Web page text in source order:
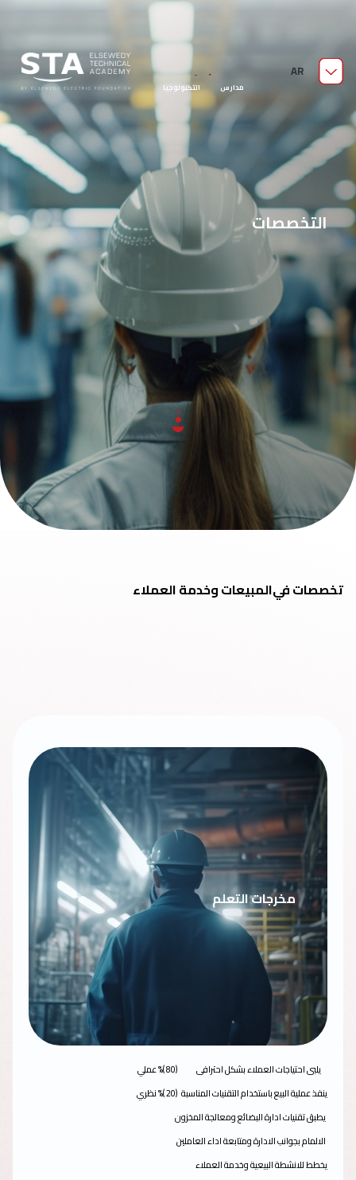
مدارس السويدي الفنية
قدّم الآن
مدارس التكنولوجيا
التطبيقية
AR
التخصصات
تخصصات فيالمبيعات وخدمة العملاء
مخرجات التعلم
يلبى احتياجات العملاء بشكل احترافى
ينفذ عملية البيع باستخدام التقنيات المناسبة
يطبق تقنيات ادارة البضائع ومعالجة المخزون
الالمام بجوانب الادارة ومتابعة اداء العاملين
يخطط للانشطة البيعية وخدمة العملاء
(80 )% عملي
(20 )% نظري